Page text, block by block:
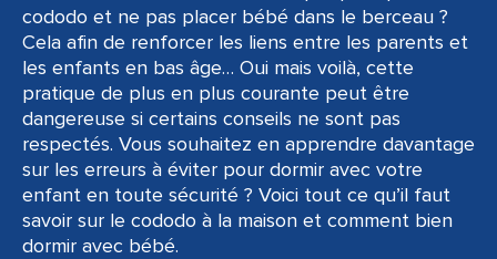
cododo et ne pas placer bébé dans le berceau ?
Cela afin de renforcer les liens entre les parents et
les enfants en bas âge… Oui mais voilà, cette
pratique de plus en plus courante peut être
dangereuse si certains conseils ne sont pas
respectés. Vous souhaitez en apprendre davantage
sur les erreurs à éviter pour dormir avec votre
enfant en toute sécurité ? Voici tout ce qu’il faut
savoir sur le cododo à la maison et comment bien
dormir avec bébé.